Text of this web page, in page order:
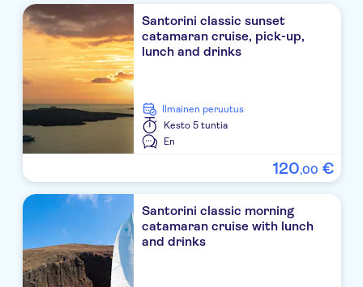
Agios Artemios
Adorno Oia
Earth & Water
Zotos
Apanemo
Anhydrous Cellar Door
Santorini classic sunset
catamaran cruise, pick-up,
lunch and drinks
Ilmainen peruutus
Kesto 5 tuntia
En
120,00 €
Santorini classic morning
catamaran cruise with lunch
and drinks